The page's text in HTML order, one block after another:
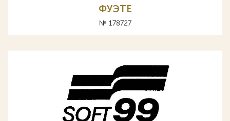
ФУЭТЕ
№ 178727